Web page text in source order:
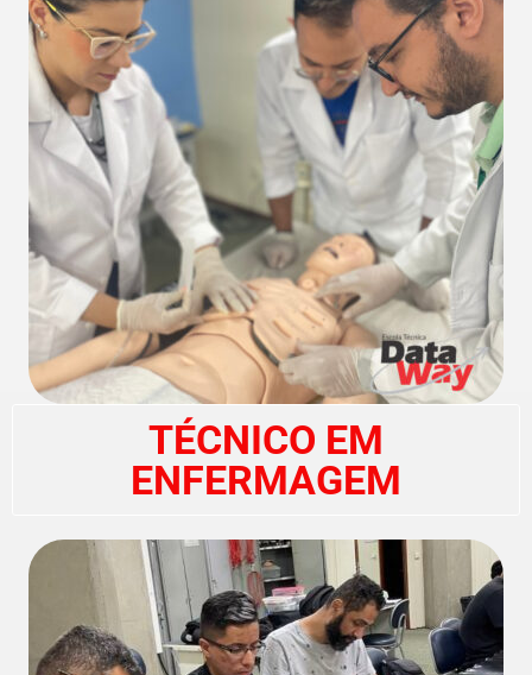
TÉCNICO EM
ENFERMAGEM